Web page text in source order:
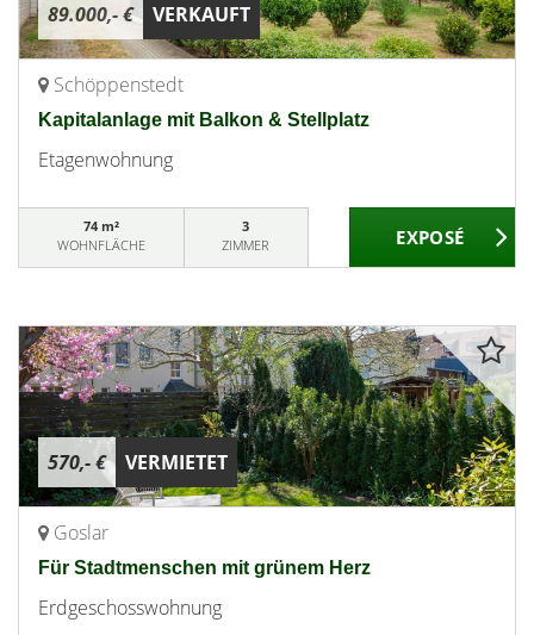
89.000,- € VERKAUFT
Schöppenstedt
Kapitalanlage mit Balkon & Stellplatz
Etagenwohnung
74 m²
WOHNFLÄCHE
3
ZIMMER
570,- € VERMIETET
Goslar
Für Stadtmenschen mit grünem Herz
Erdgeschosswohnung